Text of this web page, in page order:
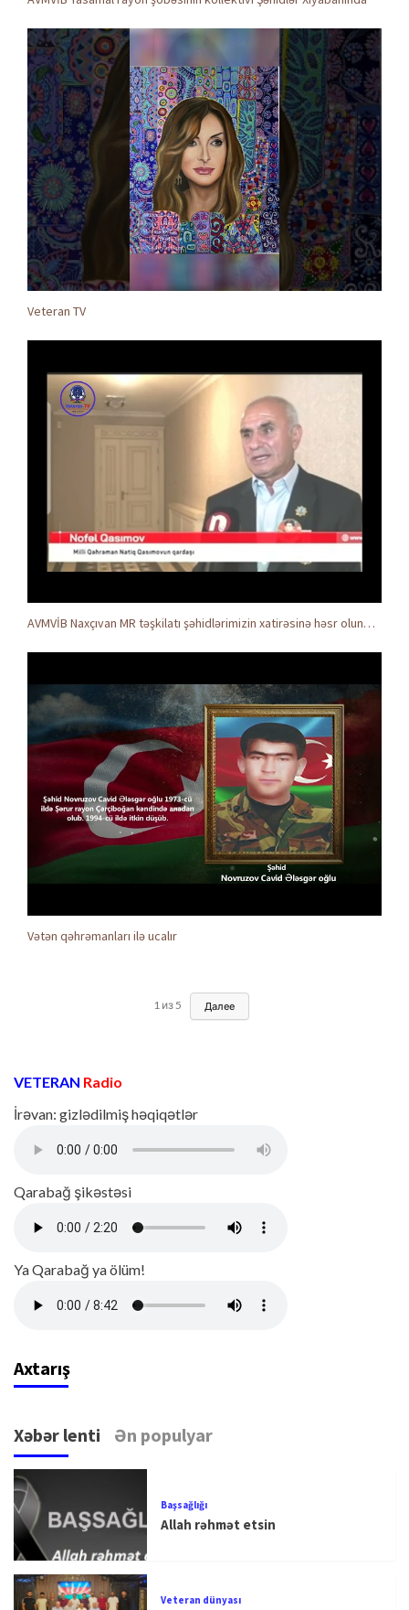
Veteran TV
AVMVİB Naxçıvan MR təşkilatı şəhidlərimizin xatirəsinə həsr olunmuş tədbir keçirdi
Vətən qəhrəmanları ilə ucalır
1 из 5 Далее
VETERAN Radio
İrəvan: gizlədilmiş həqiqətlər
Qarabağ şikəstəsi
Ya Qarabağ ya ölüm!
Axtarış
Xəbər lenti Ən populyar
Başsağlığı
Allah rəhmət etsin
Veteran dünyası